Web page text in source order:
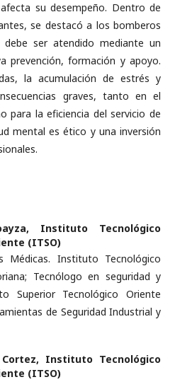
su desempeño. Dentro de
se destacó a los bomberos
ser atendido mediante un
prevención, formación y apoyo.
la acumulación de estrés y
graves, tanto en el
para la eficiencia del servicio de
mental es ético y una inversión
Instituto Tecnológico
(ITSO)
Médicas. Instituto Tecnológico
Tecnólogo en seguridad y
Superior Tecnológico Oriente
de Seguridad Industrial y
Instituto Tecnológico
(ITSO)